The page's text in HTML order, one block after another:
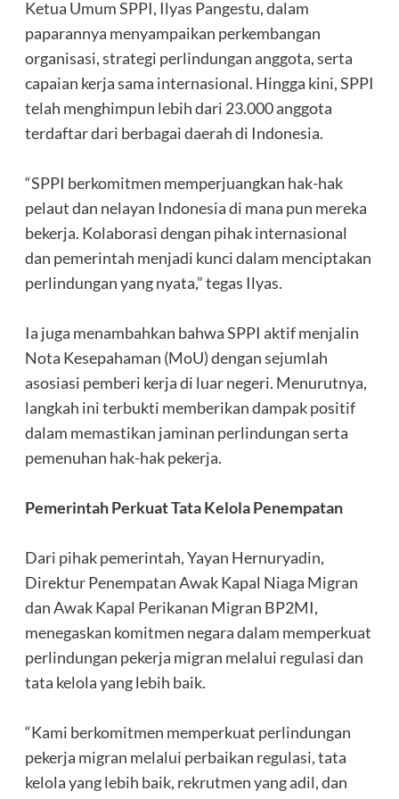
‎Ketua Umum SPPI, Ilyas Pangestu, dalam
paparannya menyampaikan perkembangan
organisasi, strategi perlindungan anggota, serta
capaian kerja sama internasional. Hingga kini, SPPI
telah menghimpun lebih dari 23.000 anggota
terdaftar dari berbagai daerah di Indonesia.
‎“SPPI berkomitmen memperjuangkan hak-hak
pelaut dan nelayan Indonesia di mana pun mereka
bekerja. Kolaborasi dengan pihak internasional
dan pemerintah menjadi kunci dalam menciptakan
perlindungan yang nyata,” tegas Ilyas.
‎Ia juga menambahkan bahwa SPPI aktif menjalin
Nota Kesepahaman (MoU) dengan sejumlah
asosiasi pemberi kerja di luar negeri. Menurutnya,
langkah ini terbukti memberikan dampak positif
dalam memastikan jaminan perlindungan serta
pemenuhan hak-hak pekerja.
‎Pemerintah Perkuat Tata Kelola Penempatan
‎Dari pihak pemerintah, Yayan Hernuryadin,
Direktur Penempatan Awak Kapal Niaga Migran
dan Awak Kapal Perikanan Migran BP2MI,
menegaskan komitmen negara dalam memperkuat
perlindungan pekerja migran melalui regulasi dan
tata kelola yang lebih baik.
‎“Kami berkomitmen memperkuat perlindungan
pekerja migran melalui perbaikan regulasi, tata
kelola yang lebih baik, rekrutmen yang adil, dan